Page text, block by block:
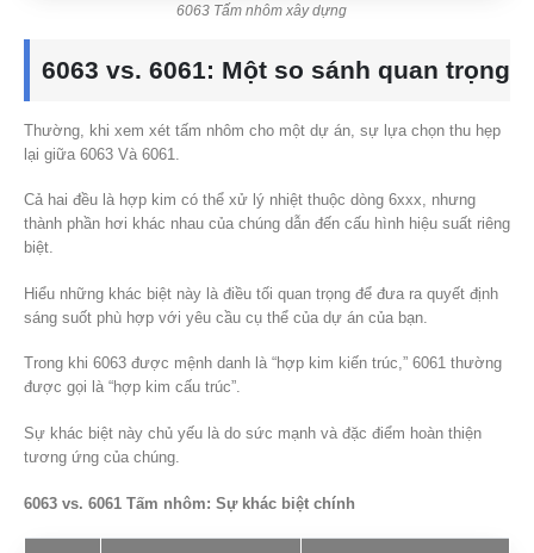
6063 Tấm nhôm xây dựng
6063 vs. 6061: Một so sánh quan trọng
Thường, khi xem xét tấm nhôm cho một dự án, sự lựa chọn thu hẹp
lại giữa 6063 Và 6061.
Cả hai đều là hợp kim có thể xử lý nhiệt thuộc dòng 6xxx, nhưng
thành phần hơi khác nhau của chúng dẫn đến cấu hình hiệu suất riêng
biệt.
Hiểu những khác biệt này là điều tối quan trọng để đưa ra quyết định
sáng suốt phù hợp với yêu cầu cụ thể của dự án của bạn.
Trong khi 6063 được mệnh danh là “hợp kim kiến ​​trúc,” 6061 thường
được gọi là “hợp kim cấu trúc”.
Sự khác biệt này chủ yếu là do sức mạnh và đặc điểm hoàn thiện
tương ứng của chúng.
6063 vs. 6061 Tấm nhôm: Sự khác biệt chính